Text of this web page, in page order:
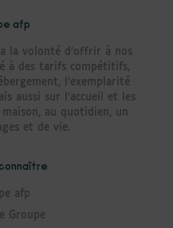
afp
la volonté d’offrir à nos
à des tarifs compétitifs,
l’exemplarité
aussi sur l’accueil et les
au quotidien, un
et de vie.
afp
Groupe